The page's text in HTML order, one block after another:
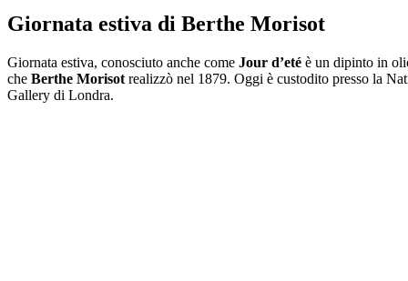
Giornata estiva di Berthe Morisot
Giornata estiva, conosciuto anche come Jour d’eté è un dipinto in
che Berthe Morisot realizzò nel 1879. Oggi è custodito presso la
Gallery di Londra.